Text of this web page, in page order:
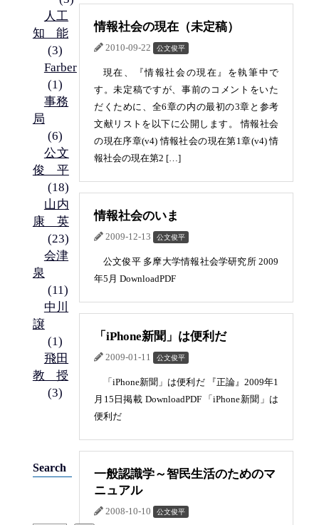
情報社会の現在（未定稿）
2010-09-22 公文俊平
現在、『情報社会の現在』を執筆中で
す。未定稿ですが、事前のコメントをいた
だくために、全6章の内の最初の3章と参考
文献リストを以下に公開します。 情報社会
の現在序章(v4) 情報社会の現在第1章(v4) 情
報社会の現在第2 […]
情報社会のいま
2009-12-13 公文俊平
公文俊平 多摩大学情報社会学研究所 2009
年5月 DownloadPDF
「iPhone新聞」は便利だ
2009-01-11 公文俊平
「iPhone新聞」は便利だ 『正論』2009年1
月15日掲載 DownloadPDF 「iPhone新聞」は
便利だ
一般認識学～智民生活のためのマ
ニュアル
2008-10-10 公文俊平
人工
知能
(3)
Farber
(1)
事務
局
(6)
公文
俊平
(18)
山内
康英
(23)
会津
泉
(11)
中川
譲
(1)
飛田
教授
(3)
Search